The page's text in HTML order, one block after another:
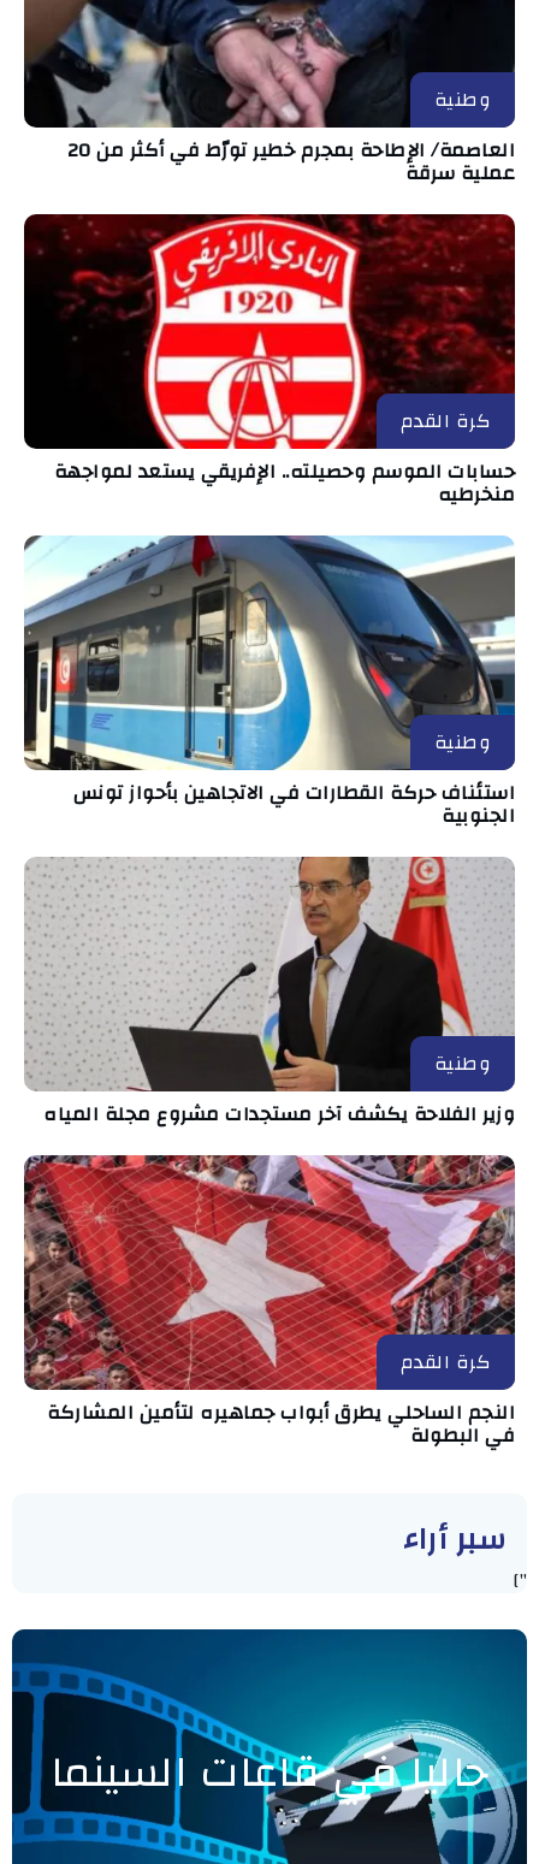
وطنية
العاصمة/ الإطاحة بمجرم خطير تورّط في أكثر من 20
عملية سرقة
كرة القدم
حسابات الموسم وحصيلته.. الإفريقي يستعد لمواجهة
منخرطيه
وطنية
استئناف حركة القطارات في الاتجاهين بأحواز تونس
الجنوبية
وطنية
وزير الفلاحة يكشف آخر مستجدات مشروع مجلة المياه
كرة القدم
النجم الساحلي يطرق أبواب جماهيره لتأمين المشاركة
في البطولة
سبر أراء
"]
حاليا في قاعات السينما